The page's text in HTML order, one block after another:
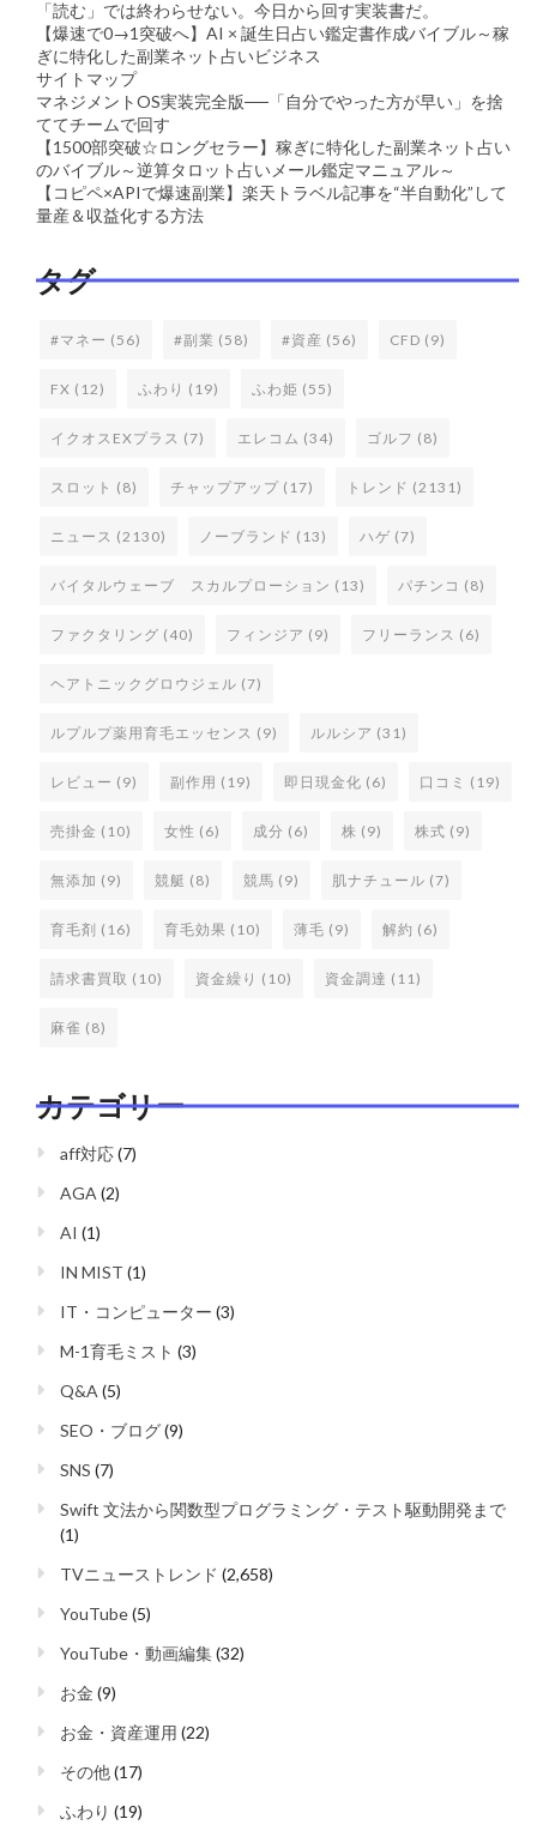
「読む」では終わらせない。今日から回す実装書だ。
【爆速で0→1突破へ】AI × 誕生日占い鑑定書作成バイブル～稼
ぎに特化した副業ネット占いビジネス
サイトマップ
マネジメントOS実装完全版──「自分でやった方が早い」を捨
ててチームで回す
【1500部突破☆ロングセラー】稼ぎに特化した副業ネット占い
のバイブル～逆算タロット占いメール鑑定マニュアル～
【コピペ×APIで爆速副業】楽天トラベル記事を“半自動化”して
量産＆収益化する方法
タグ
#マネー (56) #副業 (58) #資産 (56) CFD (9)
FX (12) ふわり (19) ふわ姫 (55)
イクオスEXプラス (7) エレコム (34) ゴルフ (8)
スロット (8) チャップアップ (17) トレンド (2131)
ニュース (2130) ノーブランド (13) ハゲ (7)
バイタルウェーブ スカルプローション (13) パチンコ (8)
ファクタリング (40) フィンジア (9) フリーランス (6)
ヘアトニックグロウジェル (7)
ルプルプ薬用育毛エッセンス (9) ルルシア (31)
レビュー (9) 副作用 (19) 即日現金化 (6) 口コミ (19)
売掛金 (10) 女性 (6) 成分 (6) 株 (9) 株式 (9)
無添加 (9) 競艇 (8) 競馬 (9) 肌ナチュール (7)
育毛剤 (16) 育毛効果 (10) 薄毛 (9) 解約 (6)
請求書買取 (10) 資金繰り (10) 資金調達 (11)
麻雀 (8)
カテゴリー
aff対応(7)
AGA(2)
AI (1)
IN MIST (1)
IT・コンピューター (3)
M-1育毛ミスト (3)
Q&A(5)
SEO・ブログ(9)
SNS (7)
Swift 文法から関数型プログラミング・テスト駆動開発まで
(1)
TVニューストレンド (2,658)
YouTube(5)
YouTube・動画編集(32)
お金 (9)
お金・資産運用 (22)
その他(17)
ふわり (19)